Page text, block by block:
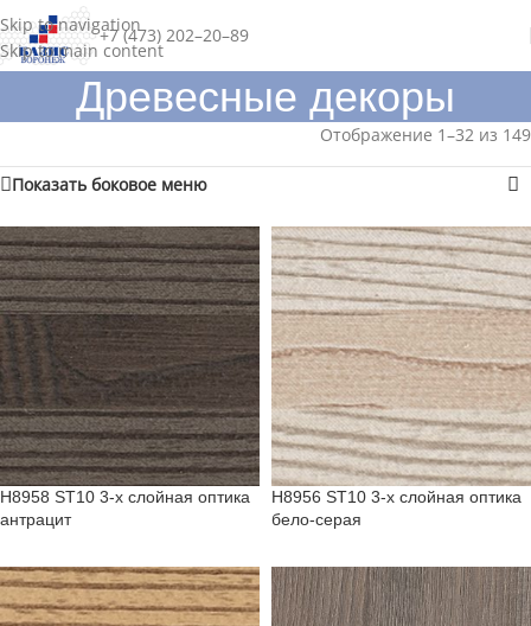
Skip to navigation
Skip to main content
+7 (473) 202–20–89
Древесные декоры
Отображение 1–32 из 149
Показать боковое меню
H8958 ST10 3-х слойная оптика
антрацит
H8956 ST10 3-х слойная оптика
бело-серая